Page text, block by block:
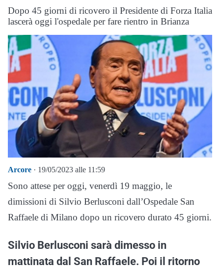
Dopo 45 giorni di ricovero il Presidente di Forza Italia
lascerà oggi l'ospedale per fare rientro in Brianza
Arcore · 19/05/2023 alle 11:59
Sono attese per oggi, venerdì 19 maggio, le
dimissioni di Silvio Berlusconi dall’Ospedale San
Raffaele di Milano dopo un ricovero durato 45 giorni.
Silvio Berlusconi sarà dimesso in
mattinata dal San Raffaele. Poi il ritorno